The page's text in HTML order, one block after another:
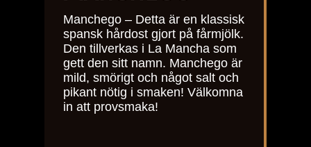
Manchego – Detta är en klassisk
spansk hårdost gjort på fårmjölk.
Den tillverkas i La Mancha som
gett den sitt namn. Manchego är
mild, smörigt och något salt och
pikant nötig i smaken! Välkomna
in att provsmaka!